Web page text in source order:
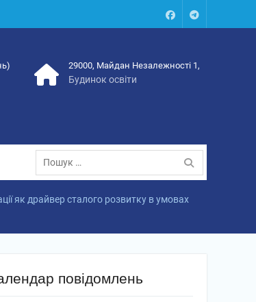
FacebookTalegram
29000, Майдан Незалежності 1,
Будинок освіти
Пошук:
як драйвер сталого розвитку в умовах
повідомлень